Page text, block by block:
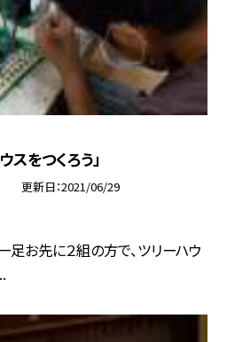
をつくろう」
更新日 2021/06/29
足お先に２組の方で、ツリーハウ